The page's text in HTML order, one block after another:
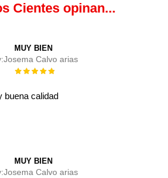
Cientes opinan...
MUY BIEN
Josema Calvo arias
Rating:
buena calidad
MUY BIEN
Josema Calvo arias